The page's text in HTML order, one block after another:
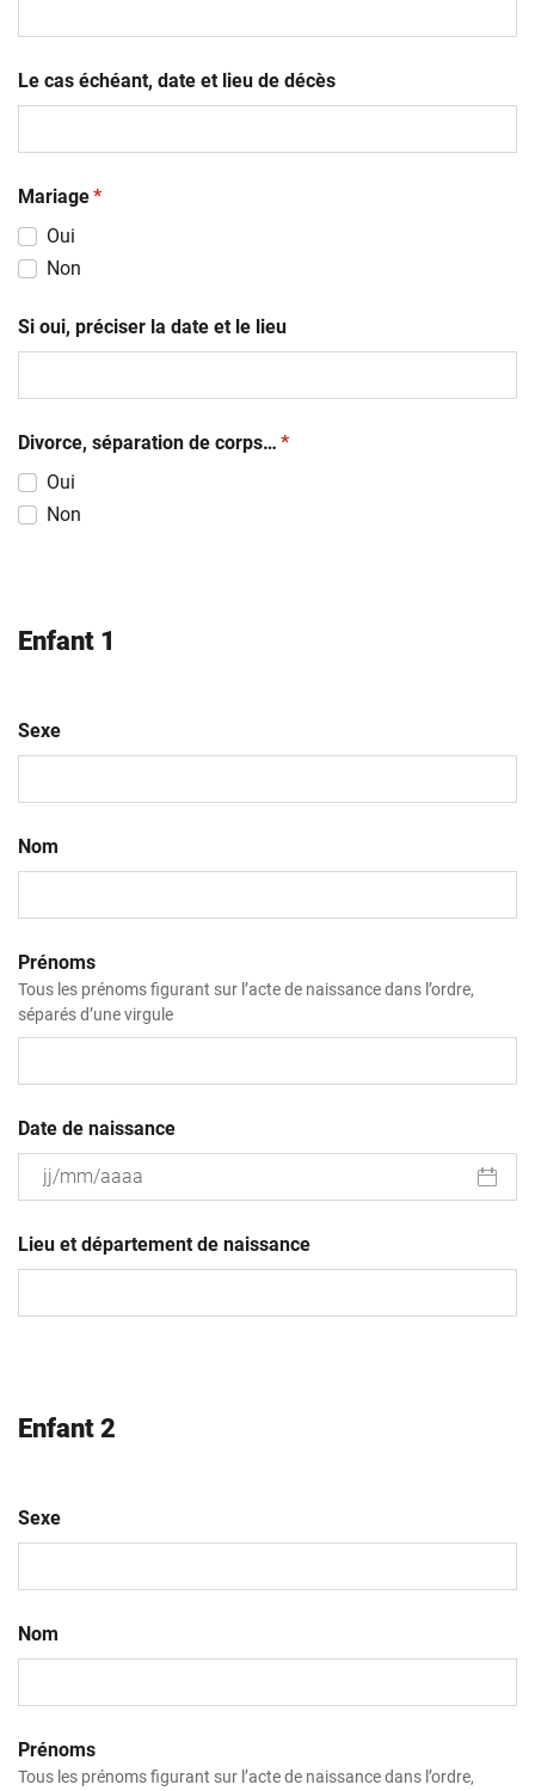
Le cas échéant, date et lieu de décès
Mariage(obligatoire)
*
Oui
Non
Si oui, préciser la date et le lieu
Divorce, séparation de corps… (obligatoire)
*
Oui
Non
Enfant 1
Sexe
Nom
Prénoms
Tous les prénoms figurant sur l’acte de naissance dans l’ordre,
séparés d’une virgule
Date de naissance
slash
MM
Lieu et département de naissance
Enfant 2
Sexe
Nom
Prénoms
Tous les prénoms figurant sur l’acte de naissance dans l’ordre,